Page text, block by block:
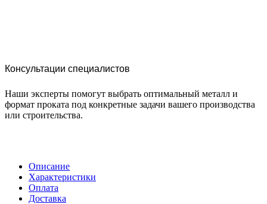
Консультации специалистов
Наши эксперты помогут выбрать оптимальный металл и
формат проката под конкретные задачи вашего производства
или строительства.
Описание
Характеристики
Оплата
Доставка